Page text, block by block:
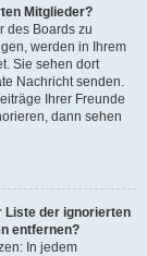
Mitglieder?
des Boards zu
werden in Ihrem
Sie sehen dort
Nachricht senden.
Ihrer Freunde
dann sehen
Liste der ignorierten
entfernen?
In jedem